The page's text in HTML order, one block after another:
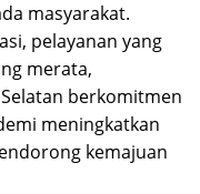
masyarakat.
pelayanan yang
merata,
berkomitmen
meningkatkan
kemajuan